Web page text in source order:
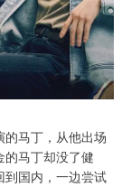
马丁，从他出场
的马丁却没了健
到国内，一边尝试